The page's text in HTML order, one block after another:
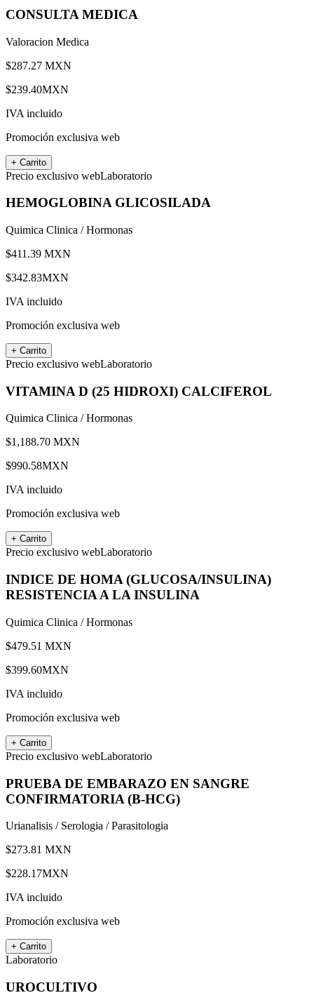
CONSULTA MEDICA
Valoracion Medica
$287.27 MXN
$239.40MXN
IVA incluido
Promoción exclusiva web
+ Carrito
Precio exclusivo webLaboratorio
HEMOGLOBINA GLICOSILADA
Quimica Clinica / Hormonas
$411.39 MXN
$342.83MXN
IVA incluido
Promoción exclusiva web
+ Carrito
Precio exclusivo webLaboratorio
VITAMINA D (25 HIDROXI) CALCIFEROL
Quimica Clinica / Hormonas
$1,188.70 MXN
$990.58MXN
IVA incluido
Promoción exclusiva web
+ Carrito
Precio exclusivo webLaboratorio
INDICE DE HOMA (GLUCOSA/INSULINA)
RESISTENCIA A LA INSULINA
Quimica Clinica / Hormonas
$479.51 MXN
$399.60MXN
IVA incluido
Promoción exclusiva web
+ Carrito
Precio exclusivo webLaboratorio
PRUEBA DE EMBARAZO EN SANGRE
CONFIRMATORIA (B-HCG)
Urianalisis / Serologia / Parasitologia
$273.81 MXN
$228.17MXN
IVA incluido
Promoción exclusiva web
+ Carrito
Laboratorio
UROCULTIVO